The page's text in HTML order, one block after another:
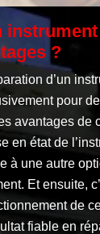
?
d’un
pour
avantages de
en état de
à une autre
Et ensuite,
de
fiable en